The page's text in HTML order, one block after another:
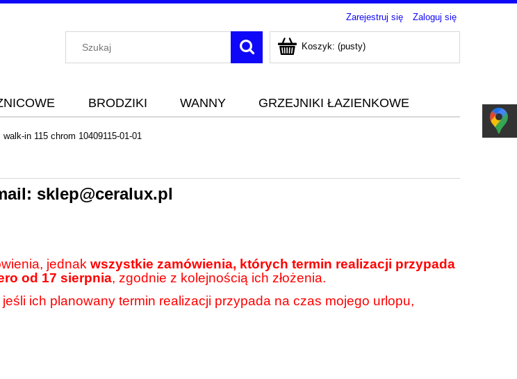
Zarejestruj się Zaloguj się
Koszyk: (pusty)
BRODZIKI WANNY GRZEJNIKI ŁAZIENKOWE
in 115 chrom 10409115-01-01
sklep@ceralux.pl
jednak wszystkie zamówienia, których termin realizacji przypada
od 17 sierpnia, zgodnie z kolejnością ich złożenia.
jeśli ich planowany termin realizacji przypada na czas mojego urlopu,